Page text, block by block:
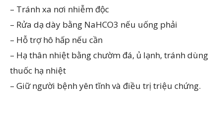
– Tránh xa nơi nhiễm độc
– Rửa dạ dày bằng NaHCO3 nếu uống phải
– Hỗ trợ hô hấp nếu cần
– Hạ thân nhiệt bằng chườm đá, ủ lạnh, tránh dùng
thuốc hạ nhiệt
– Giữ người bệnh yên tĩnh và điều trị triệu chứng.